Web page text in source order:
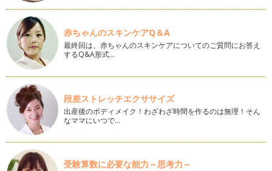
美ママ親子の幸せ愛情ホルモン♪
美ママのみなさま、こんにちは♪ ボディバランススタイリスト
HiROE♪です。 …
美ママ親子のワンランク上のタッチケア、親子の触れ合い♪
新年 あけましておめでとうございます。成人式を迎えられた
みなさま、おめでとうございます。受…
美ママ親子とパートナーの効果的なスキンシップ！
美ママの皆さま、こんにちは♪日に日に寒さも増しています
ね。 …
未来へのギフト★美ママ親子とパパも喜ぶタッチケア♪
美ママ親子のみなさま、こんにちは♪ 寒くなってくる…
赤ちゃんのスキンケアQ＆A
最終回は、赤ちゃんのスキンケアについてのご質問にお答え
するQ&A形式…
段差ストレッチエクササイズ
出産後のボディメイク！わざわざ時間を作るのは無理！そん
なママにいつで…
受験算数に必要な能力～思考力～